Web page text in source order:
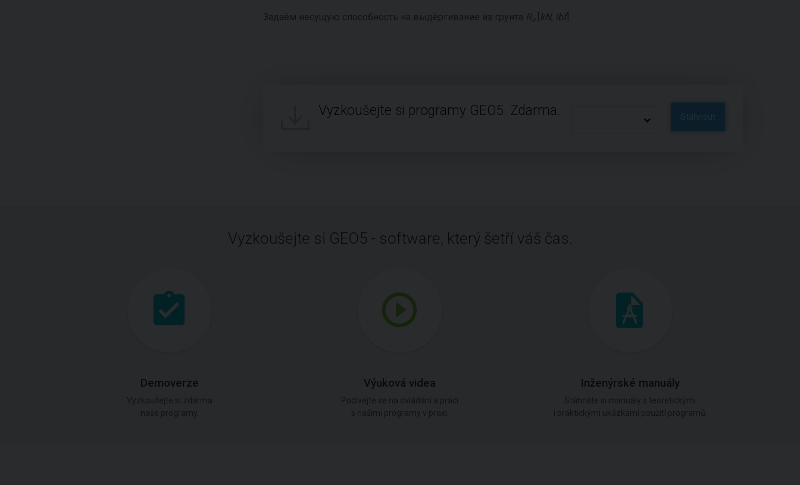
Задаём несущую способность на выдёргивание из грунта Re kN, lbf]
Vyzkoušejte si programy GEO5. Zdarma. Stáhnout
Vyzkoušejte si GEO5 - software, který šetří váš čas.
Demoverze Výuková videa Inženýrské manuály